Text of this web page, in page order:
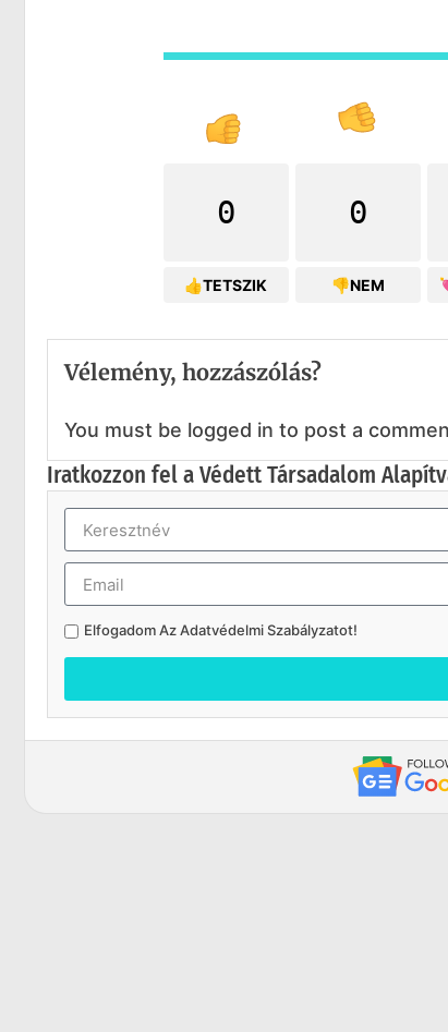
0
👍TETSZIK
0
👎NEM
Vélemény, hozzászólás?
You must be logged in to post a
Iratkozzon fel a Védett Társadalom
Elfogadom AzAdatvédelmi Szabályzatot!